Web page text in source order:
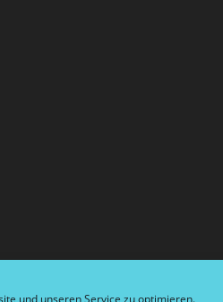
und unseren Service zu optimieren.